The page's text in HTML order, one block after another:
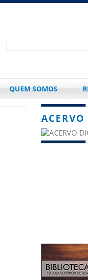
QUEM SOMOS